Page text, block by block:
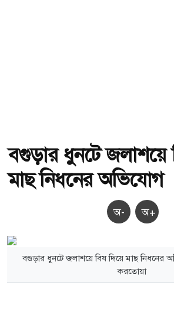
বগুড়ার ধুনটে জলাশয়ে
মাছ নিধনের অভিযোগ
অ- অ+
বগুড়ার ধুনটে জলাশয়ে বিষ দিয়ে মাছ নিধনের
করতোয়া